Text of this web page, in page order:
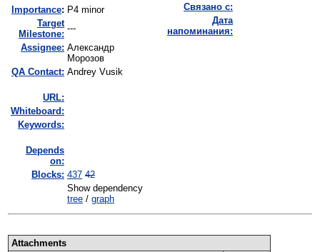
mportance: P4 minor
Target
Milestone:
---
Assignee: Александр
Морозов
QA Contact: Andrey Vusik
URL:
Whiteboard:
Keywords:
Depends
on:
Blocks: 437 42
Show dependency
tree / graph
Связано с:
Дата
напоминания:
Attachments